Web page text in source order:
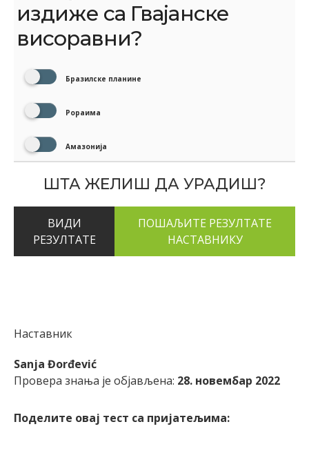
издиже са Гвајанске
висоравни?
Бразилске планине
Рораима
Амазонија
ШТА ЖЕЛИШ ДА УРАДИШ?
ВИДИ
РЕЗУЛТАТЕ
Наставник
Sanja Đorđević
Провера знања је објављена: 28. новембар 2022
Поделите овај тест са пријатељима: